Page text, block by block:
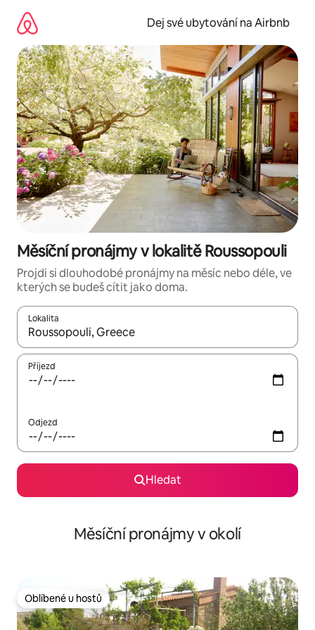
obsah
Dej své ubytování na Airbnb
Měsíční pronájmy v lokalitě Roussopouli
Projdi si dlouhodobé pronájmy na měsíc nebo déle, ve
kterých se budeš cítit jako doma.
Lokalita
Až budou výsledky k dispozici, můžeš si je procházet pomocí
Příjezd
Odjezd
Hledat
Měsíční pronájmy v okolí
Oblíbené u hostů
Oblíbené u hostů